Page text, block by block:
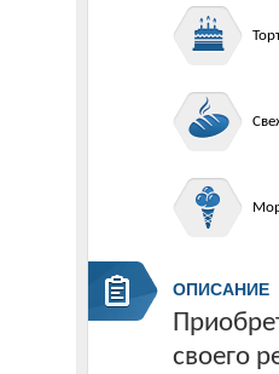
ОПИСАНИЕ
своего